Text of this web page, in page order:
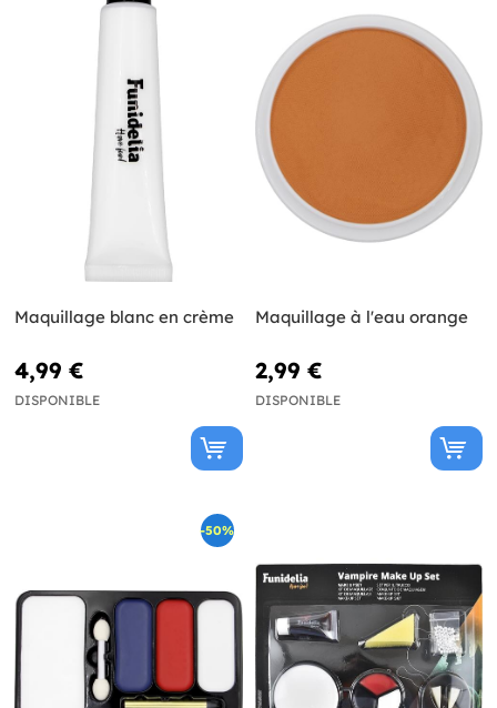
Maquillage blanc en crème
4,99 €
DISPONIBLE
Maquillage à l'eau orange
2,99 €
DISPONIBLE
-50%